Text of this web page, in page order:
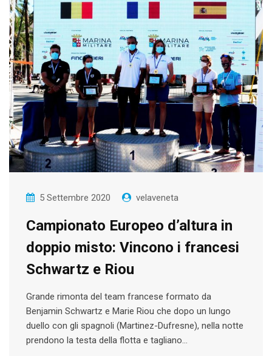
5 Settembre 2020 velaveneta
Campionato Europeo d’altura in
doppio misto: Vincono i francesi
Schwartz e Riou
Grande rimonta del team francese formato da
Benjamin Schwartz e Marie Riou che dopo un lungo
duello con gli spagnoli (Martinez-Dufresne), nella notte
prendono la testa della flotta e tagliano…